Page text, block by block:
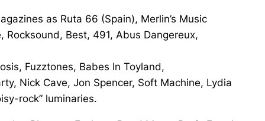
as Ruta 66 (Spain), Merlin’s Music
Rocksound, Best, 491, Abus Dangereux,
Fuzztones, Babes In Toyland,
Nick Cave, Jon Spencer, Soft Machine, Lydia
rock” luminaries.